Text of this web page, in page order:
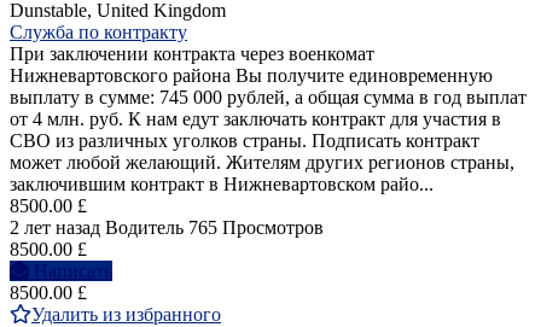
Dunstable, United Kingdom
Служба по контракту
При заключении контракта через военкомат
Нижневартовского района Вы получите единовременную
выплату в сумме: 745 000 рублей, а общая сумма в год выплат
от 4 млн. руб. К нам едут заключать контракт для участия в
СВО из различных уголков страны. Подписать контракт
может любой желающий. Жителям других регионов страны,
заключившим контракт в Нижневартовском райо...
8500.00 £
2 лет назад Водитель 765 Просмотров
8500.00 £
Написать
8500.00 £
Удалить из избранного